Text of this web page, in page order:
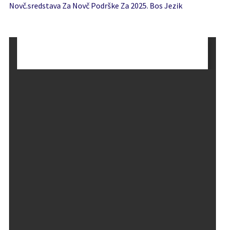
Novč.sredstava Za Novč Podrške Za 2025. Bos Jezik